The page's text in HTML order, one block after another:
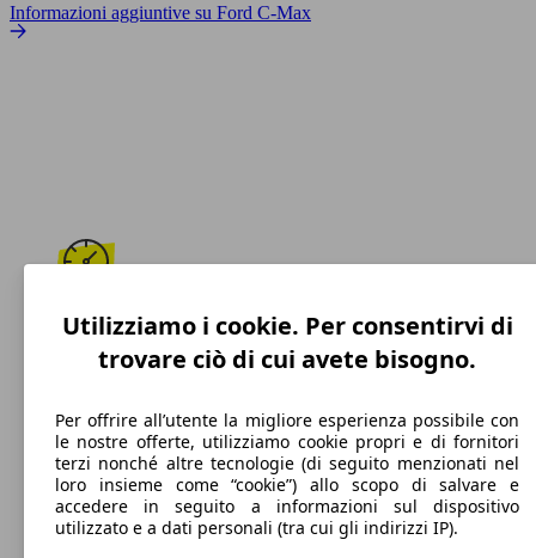
Informazioni aggiuntive su Ford C-Max
184 km/h
Velocità massima
Diesel
Carburante
Utilizziamo i cookie. Per consentirvi di
trovare ciò di cui avete bisogno.
Per offrire all’utente la migliore esperienza possibile con
le nostre offerte, utilizziamo cookie propri e di fornitori
terzi nonché altre tecnologie (di seguito menzionati nel
loro insieme come “cookie”) allo scopo di salvare e
accedere in seguito a informazioni sul dispositivo
utilizzato e a dati personali (tra cui gli indirizzi IP).